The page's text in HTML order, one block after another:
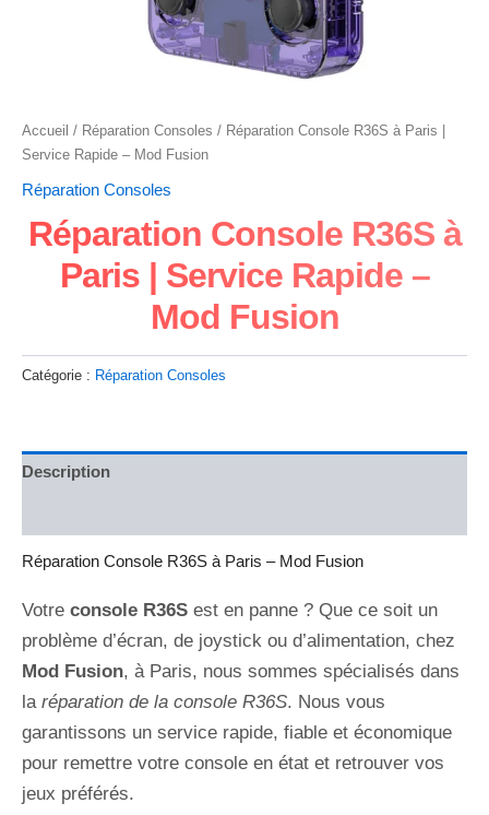
Accueil / Réparation Consoles / Réparation Console R36S à Paris |
Service Rapide – Mod Fusion
Réparation Consoles
Réparation Console R36S à
Paris | Service Rapide –
Mod Fusion
Catégorie : Réparation Consoles
Description
Réparation Console R36S à Paris – Mod Fusion
Votre console R36S est en panne ? Que ce soit un
problème d’écran, de joystick ou d’alimentation, chez
Mod Fusion, à Paris, nous sommes spécialisés dans
la réparation de la console R36S. Nous vous
garantissons un service rapide, fiable et économique
pour remettre votre console en état et retrouver vos
jeux préférés.